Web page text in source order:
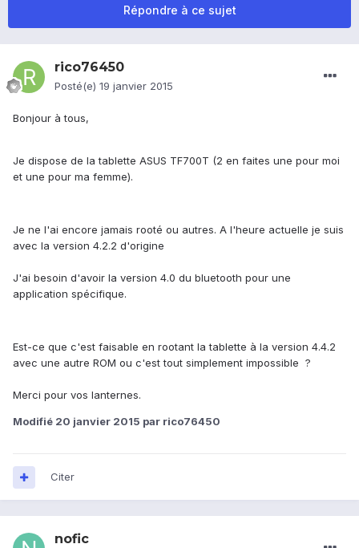
Répondre à ce sujet
rico76450
Posté(e) 19 janvier 2015
Bonjour à tous,
Je dispose de la tablette ASUS TF700T (2 en faites une pour moi
et une pour ma femme).
Je ne l'ai encore jamais rooté ou autres. A l'heure actuelle je suis
avec la version 4.2.2 d'origine
J'ai besoin d'avoir la version 4.0 du bluetooth pour une
application spécifique.
Est-ce que c'est faisable en rootant la tablette à la version 4.4.2
avec une autre ROM ou c'est tout simplement impossible ?
Merci pour vos lanternes.
Modifié 20 janvier 2015 par rico76450
Citer
nofic